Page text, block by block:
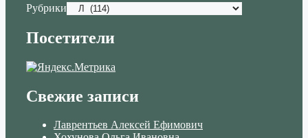
Рубрики
Посетители
Свежие записи
Лаврентьев Алексей Ефимович